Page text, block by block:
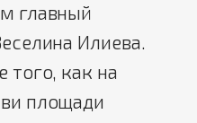
главный
Илиева.
того, как на
площади